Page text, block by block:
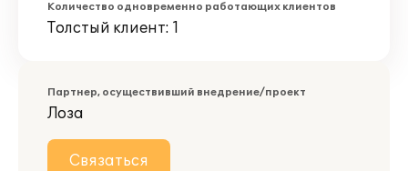
Количество одновременно работающих клиентов
Толстый клиент: 1
Партнер, осуществивший внедрение/проект
Лоза
Связаться